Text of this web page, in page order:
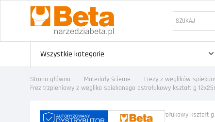
Wszystkie kategorie
Strona główna Materiały ścierne Frezy z węglików
Frez trzpieniowy z węglika spiekanego ostrołukowy kształt g